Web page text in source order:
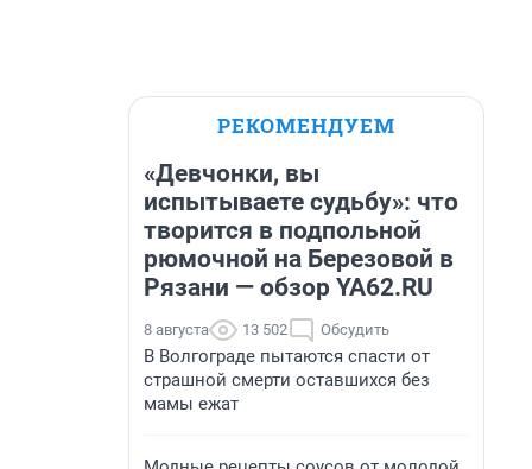
РЕКОМЕНДУЕМ
«Девчонки, вы
испытываете судьбу»: что
творится в подпольной
рюмочной на Березовой в
Рязани — обзор YA62.RU
8 августа 13 502 Обсудить
В Волгограде пытаются спасти от
страшной смерти оставшихся без
мамы ежат